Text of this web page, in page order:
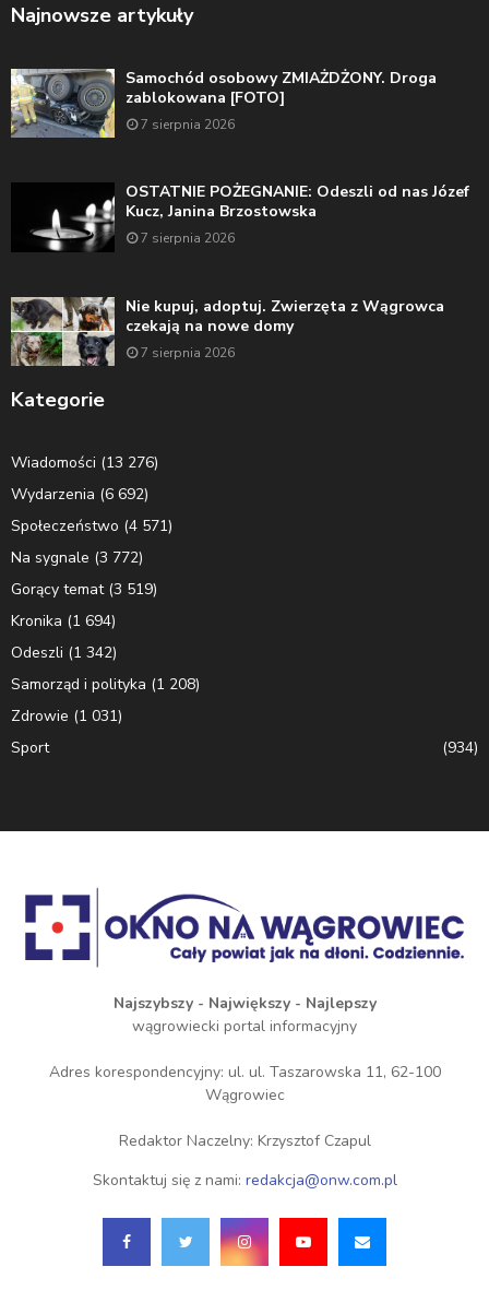
Najnowsze artykuły
Samochód osobowy ZMIAŻDŻONY. Droga
zablokowana [FOTO]
7 sierpnia 2026
OSTATNIE POŻEGNANIE: Odeszli od nas Józef
Kucz, Janina Brzostowska
7 sierpnia 2026
Nie kupuj, adoptuj. Zwierzęta z Wągrowca
czekają na nowe domy
7 sierpnia 2026
Kategorie
Wiadomości (13 276)
Wydarzenia (6 692)
Społeczeństwo (4 571)
Na sygnale (3 772)
Gorący temat(3 519)
Kronika (1 694)
Odeszli (1 342)
Samorząd i polityka (1 208)
Zdrowie (1 031)
Sport
(934)
Najszybszy - Największy - Najlepszy
wągrowiecki portal informacyjny
Adres korespondencyjny: ul. ul. Taszarowska 11, 62-100
Wągrowiec
Redaktor Naczelny: Krzysztof Czapul
Skontaktuj się z nami: redakcja@onw.com.pl